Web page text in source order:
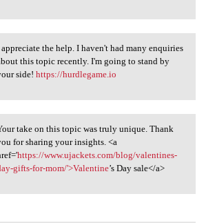
the help. I
the help. I haven't had many enquiries
this topic recently. I'm going to stand by
side! https://hurdlegame.io
take on this topic was
take on this topic was truly unique. Thank
for sharing your insights. <a
https://www.ujackets.com/blog/valentines-
gifts-for-mom/'>Valentine’s Day sale</a>